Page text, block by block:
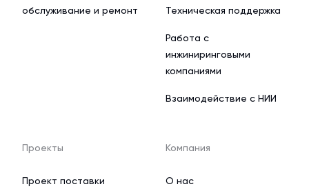
обслуживание и ремонт
Техническая поддержка
Работа с
инжиниринговыми
компаниями
Взаимодействие с НИИ
Проекты
Проект поставки
Компания
О нас